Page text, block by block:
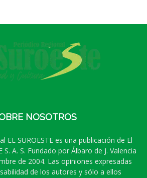
NOSOTROS
EL SUROESTE es una publicación de El
S. A. S. Fundado por Álbaro de J. Valencia
de 2004. Las opiniones expresadas
de los autores y sólo a ellos